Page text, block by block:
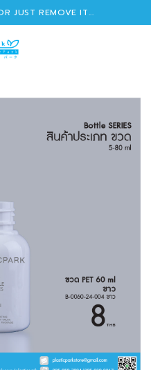
JUST REMOVE IT...